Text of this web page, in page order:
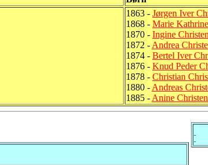
1863 - Jørgen Iver
1868 - Marie
1870 - Ingine
1872 - Andrea
1874 - Bertel Iver
1876 - Knud Peder
1878 - Christian
1880 - Andreas
1885 - Anine
-
-